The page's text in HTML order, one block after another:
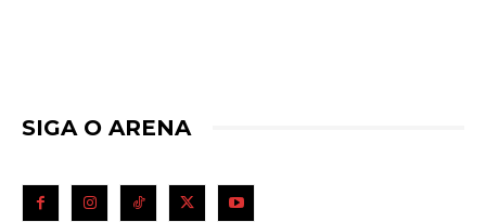
SIGA O ARENA